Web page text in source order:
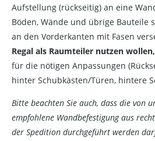
Aufstellung (rückseitig) an eine
Böden, Wände und übrige Bauteile
an den Vorderkanten mit Fasen
Regal als Raumteiler nutzen
für die nötigen Anpassungen
hinter Schubkästen/Türen, hintere
Bitte beachten Sie auch, dass die von
empfohlene Wandbefestigung aus
der Spedition durchgeführt werden